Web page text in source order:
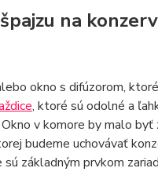
na
okno s difúzorom,
, ktoré sú odolné a
v komore by malo
budeme uchovávať
základným prvkom